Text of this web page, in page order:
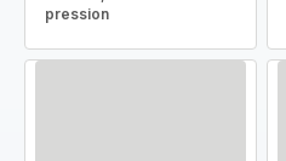
pression